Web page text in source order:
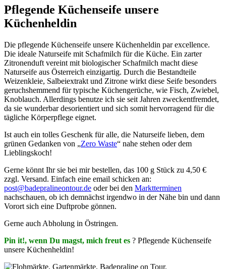
Pflegende Küchenseife unsere
Küchenheldin
Die pflegende Küchenseife unsere Küchenheldin par excellence.
Die ideale Naturseife mit Schafmilch für die Küche. Ein zarter
Zitronenduft vereint mit biologischer Schafmilch macht diese
Naturseife aus Österreich einzigartig. Durch die Bestandteile
Weizenkleie, Salbeiextrakt und Zitrone wirkt diese Seife besonders
geruchshemmend für typische Küchengerüche, wie Fisch, Zwiebel,
Knoblauch. Allerdings benutze ich sie seit Jahren zweckentfremdet,
da sie wunderbar desorientiert und sich somit hervorragend für die
tägliche Körperpflege eignet.
Ist auch ein tolles Geschenk für alle, die Naturseife lieben, dem
grünen Gedanken von „Zero Waste“ nahe stehen oder dem
Lieblingskoch!
Gerne könnt Ihr sie bei mir bestellen, das 100 g Stück zu 4,50 €
zzgl. Versand. Einfach eine email schicken an:
post@badepralineontour.de oder bei den Marktterminen
nachschauen, ob ich demnächst irgendwo in der Nähe bin und dann
Vorort sich eine Duftprobe gönnen.
Gerne auch Abholung in Östringen.
Pin it!, wenn Du magst, mich freut es ? Pflegende Küchenseife
unsere Küchenheldin!